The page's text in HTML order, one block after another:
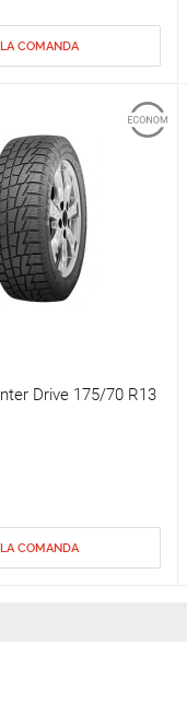
LA COMANDA
Drive 175/70 R13
LA COMANDA